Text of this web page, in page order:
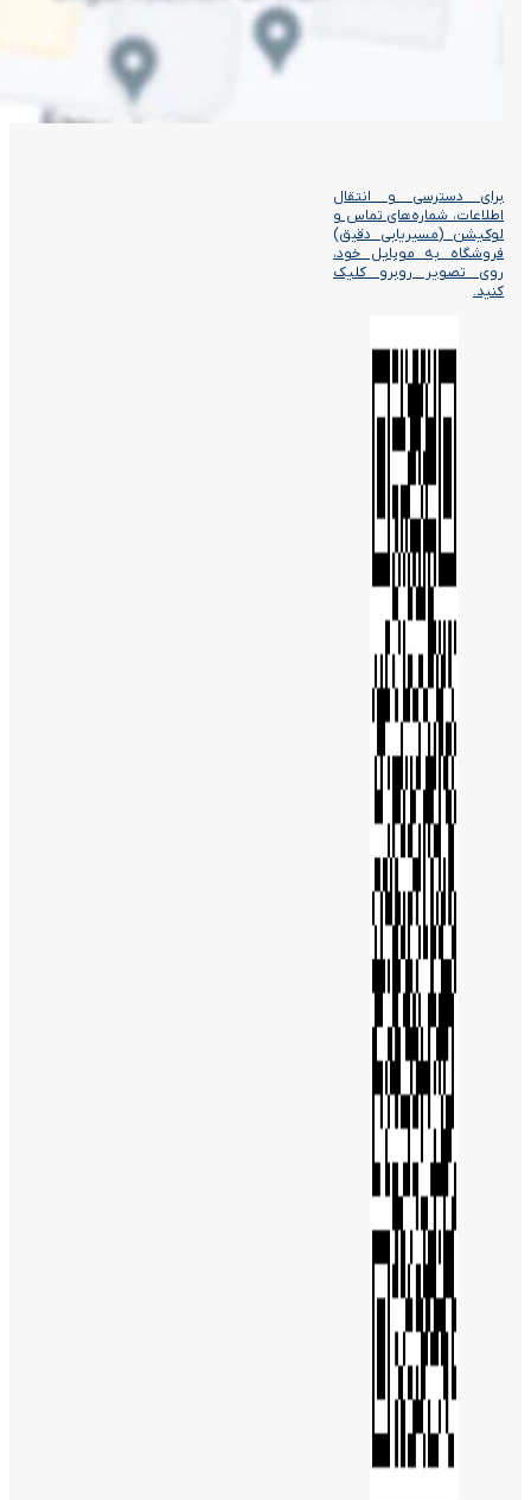
برای دسترسی و انتقال
اطلاعات، شماره‌های تماس و
لوکیشن (مسیریابی دقیق)
فروشگاه به موبایل خود،
روی تصویر روبرو کلیک
کنید.